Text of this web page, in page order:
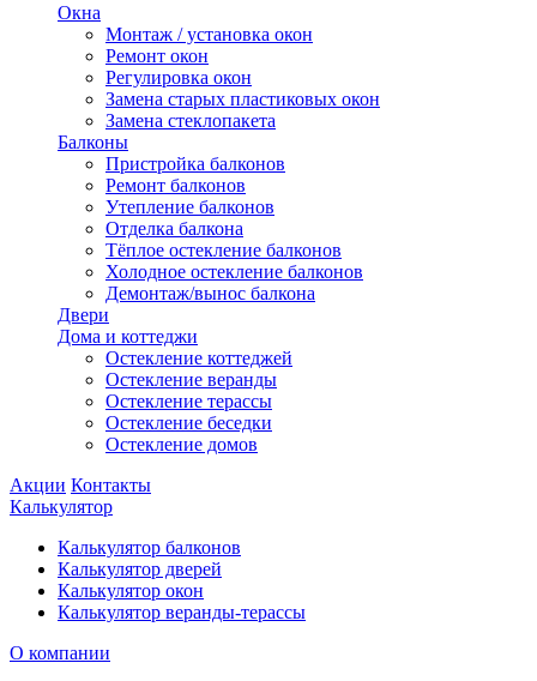
Окна
Монтаж / установка окон
Ремонт окон
Регулировка окон
Замена старых пластиковых окон
Замена стеклопакета
Балконы
Пристройка балконов
Ремонт балконов
Утепление балконов
Отделка балкона
Тёплое остекление балконов
Холодное остекление балконов
Демонтаж/вынос балкона
Двери
Дома и коттеджи
Остекление коттеджей
Остекление веранды
Остекление терассы
Остекление беседки
Остекление домов
Акции Контакты
Калькулятор
Калькулятор балконов
Калькулятор дверей
Калькулятор окон
Калькулятор веранды-терассы
О компании